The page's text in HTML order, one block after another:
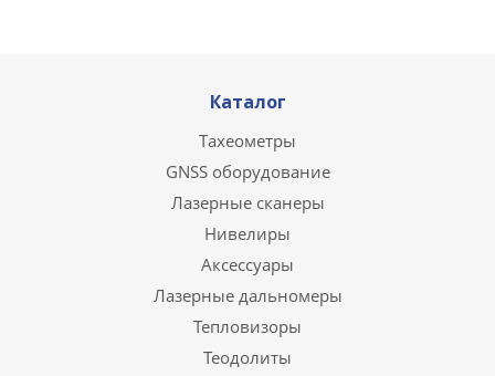
Каталог
Тахеометры
GNSS оборудование
Лазерные сканеры
Нивелиры
Аксессуары
Лазерные дальномеры
Тепловизоры
Теодолиты